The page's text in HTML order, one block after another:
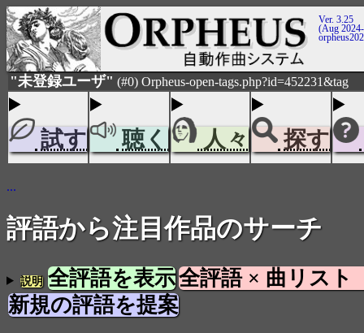
Ver. 3.25
(Aug
"未登録ユーザ" (#0) Orpheus-open-tags.php?id=452231&tag
試す 聴く 人々 探す
...
評語から注目作品のサーチ
説明 全評語を表示全評語 × 曲リスト
新規の評語を提案